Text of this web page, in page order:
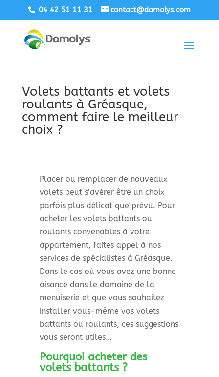
04 42 51 11 31 contact@domolys.com
Volets battants et volets
roulants à Gréasque,
comment faire le meilleur
choix ?
Placer ou remplacer de nouveaux
volets peut s’avérer être un choix
parfois plus délicat que prévu. Pour
acheter les volets battants ou
roulants convenables à votre
appartement, faites appel à nos
services de spécialistes à Gréasque.
Dans le cas où vous avez une bonne
aisance dans le domaine de la
menuiserie et que vous souhaitez
installer vous-même vos volets
battants ou roulants, ces suggestions
vous seront utiles…
Pourquoi acheter des
volets battants ?